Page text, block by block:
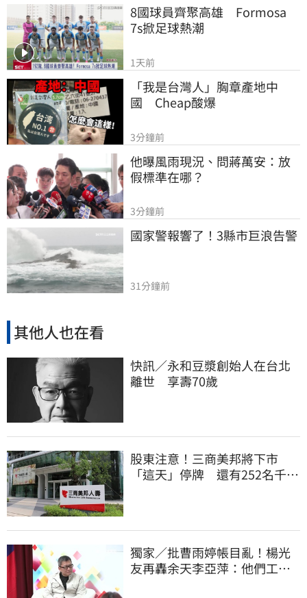
8國球員齊聚高雄　Formosa
7s掀足球熱潮
1天前
「我是台灣人」胸章產地中
國　Cheap酸爆
3分鐘前
他曝風雨現況、問蔣萬安：放
假標準在哪？
3分鐘前
國家警報響了！3縣市巨浪告警
31分鐘前
其他人也在看
快訊／永和豆漿創始人在台北
離世 享壽70歲
股東注意！三商美邦將下市
「這天」停牌 還有252名千張
獨家／批曹雨婷帳目亂！楊光
友再轟余天李亞萍：他們工會